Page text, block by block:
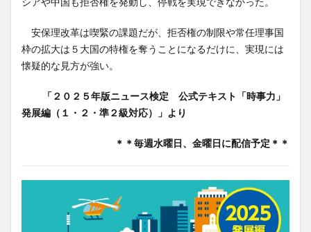
安保理改革は喫緊の課題だが、拒否権の制限や常任理事国
枠の拡大は５大国の特権を奪うことになるだけに、実現には
懐疑的な見方が強い。
「２０２５年版ニュース検定 公式テキスト「時事力」
発展編（１・２・準２級対応）」より
＊＊毎週水曜日、金曜日に配信予定＊＊